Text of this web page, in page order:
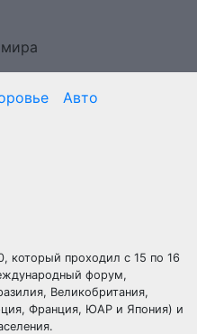
Авто
который проходил с 15 по 16
форум,
Великобритания,
Франция, ЮАР и Япония) и